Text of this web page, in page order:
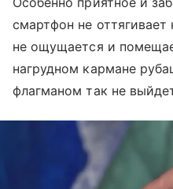
смартфон не
не ощущается и
нагрудном кармане
флагманом так не